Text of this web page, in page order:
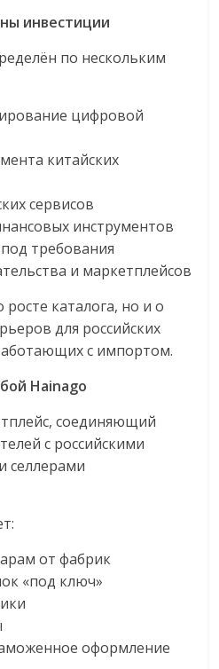
инвестиции
по нескольким
цифровой
китайских
сервисов
инструментов
требования
и маркетплейсов
каталога, но и о
для российских
с импортом.
Hainago
соединяющий
с российскими
селлерами
от фабрик
«под ключ»
оформление